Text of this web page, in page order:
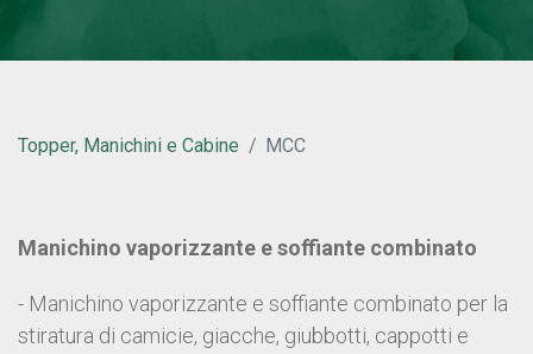
Topper, Manichini e Cabine MCC
Manichino vaporizzante e soffiante combinato
- Manichino vaporizzante e soffiante combinato per la
stiratura di camicie, giacche, giubbotti, cappotti e